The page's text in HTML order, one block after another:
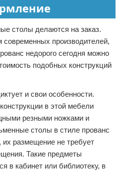
столы делаются на заказ.
современных производителей,
недорого сегодня можно
подобных конструкций
и свои особенности.
в этой мебели
резными ножками и
столы в стиле прованс
их размещение не требует
Такие предметы
в кабинет или библиотеку, в